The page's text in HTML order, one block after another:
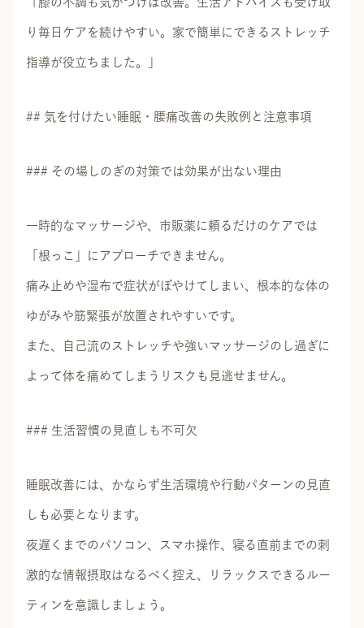
り毎日ケアを続けやすい。家で簡単にできるストレッチ
指導が役立ちました。」
## 気を付けたい睡眠・腰痛改善の失敗例と注意事項
### その場しのぎの対策では効果が出ない理由
一時的なマッサージや、市販薬に頼るだけのケアでは
「根っこ」にアプローチできません。
痛み止めや湿布で症状がぼやけてしまい、根本的な体の
ゆがみや筋緊張が放置されやすいです。
また、自己流のストレッチや強いマッサージのし過ぎに
よって体を痛めてしまうリスクも見逃せません。
### 生活習慣の見直しも不可欠
睡眠改善には、かならず生活環境や行動パターンの見直
しも必要となります。
夜遅くまでのパソコン、スマホ操作、寝る直前までの刺
激的な情報摂取はなるべく控え、リラックスできるルー
ティンを意識しましょう。